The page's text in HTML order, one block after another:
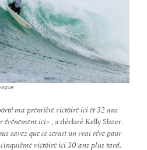
ma première victoire ici et 32 ans
événement ici« , a déclaré Kelly Slater.
savez que ce serait un vrai rêve pour
cinquième victoire ici 30 ans plus tard.